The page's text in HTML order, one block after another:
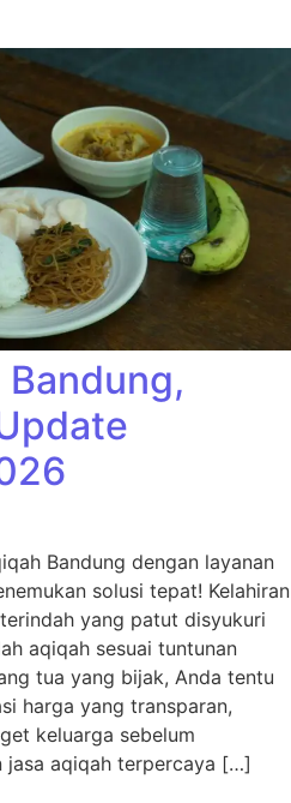
Bandung dengan layanan
solusi tepat! Kelahiran
yang patut disyukuri
aqiqah sesuai tuntunan
tua yang bijak, Anda tentu
harga yang transparan,
keluarga sebelum
jasa aqiqah terpercaya […]